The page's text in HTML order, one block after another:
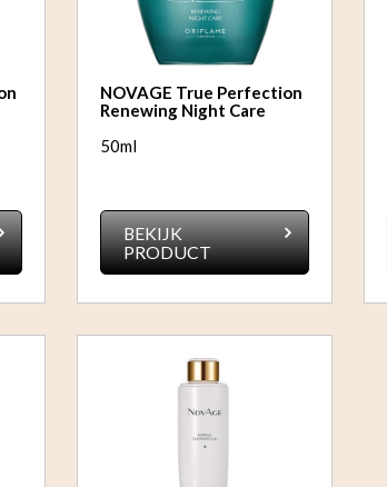
NOVAGE True Perfection
Renewing Night Care
50ml
BEKIJK
PRODUCT